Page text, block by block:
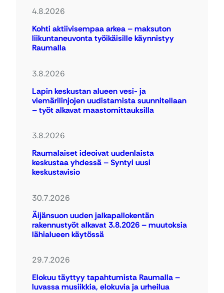
4.8.2026
Kohti aktiivisempaa arkea – maksuton
liikuntaneuvonta työikäisille käynnistyy
Raumalla
3.8.2026
Lapin keskustan alueen vesi- ja
viemärilinjojen uudistamista suunnitellaan
– työt alkavat maastomittauksilla
3.8.2026
Raumalaiset ideoivat uudenlaista
keskustaa yhdessä – Syntyi uusi
keskustavisio
30.7.2026
Äijänsuon uuden jalkapallokentän
rakennustyöt alkavat 3.8.2026 – muutoksia
lähialueen käytössä
29.7.2026
Elokuu täyttyy tapahtumista Raumalla –
luvassa musiikkia, elokuvia ja urheilua